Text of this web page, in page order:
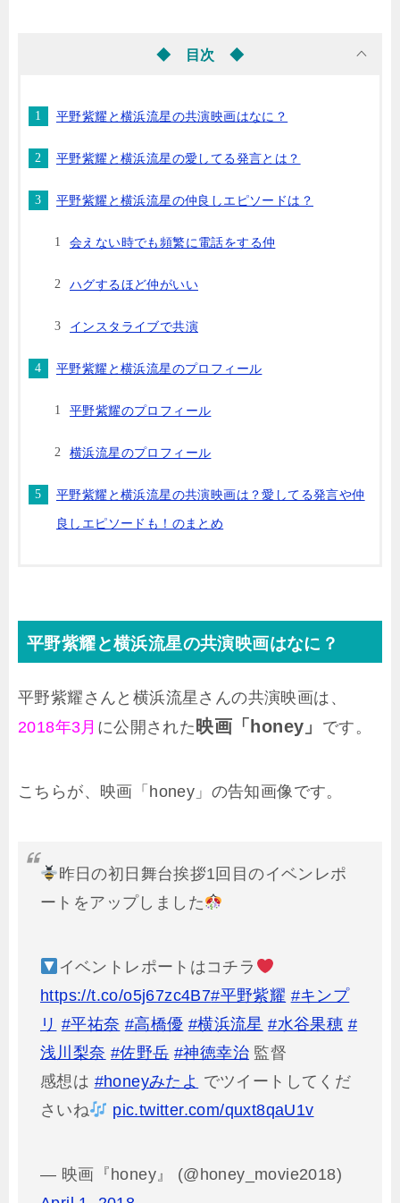
◆ 目次 ◆
平野紫耀と横浜流星の共演映画はなに？
平野紫耀と横浜流星の愛してる発言とは？
平野紫耀と横浜流星の仲良しエピソードは？
会えない時でも頻繁に電話をする仲
ハグするほど仲がいい
インスタライブで共演
平野紫耀と横浜流星のプロフィール
平野紫耀のプロフィール
横浜流星のプロフィール
平野紫耀と横浜流星の共演映画は？愛してる発言や仲
良しエピソードも！のまとめ
平野紫耀と横浜流星の共演映画はなに？
平野紫耀さんと横浜流星さんの共演映画は、
2018年3月 に公開された 映画「honey」 です。
こちらが、映画「honey」の告知画像です。
昨日の初日舞台挨拶1回目のイベンレポ
ートをアップしました
イベントレポートはコチラ
https://t.co/o5j67zc4B7#平野紫耀 #キンプ
リ #平祐奈 #高橋優 #横浜流星 #水谷果穂 #
浅川梨奈 #佐野岳 #神徳幸治 監督
感想は #honeyみたよ でツイートしてくだ
さいね
pic.twitter.com/quxt8qaU1v
— 映画『honey』 (@honey_movie2018)